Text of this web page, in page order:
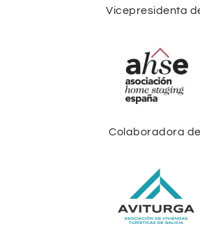
Vicepresidenta
Colaboradora